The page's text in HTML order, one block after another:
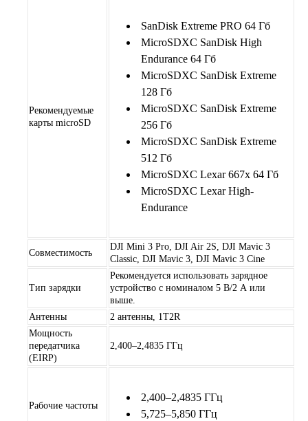
Рекомендуемые
карты microSD
SanDisk Extreme PRO 64 Гб
MicroSDXC SanDisk High
Endurance 64 Гб
MicroSDXC SanDisk Extreme
128 Гб
MicroSDXC SanDisk Extreme
256 Гб
MicroSDXC SanDisk Extreme
512 Гб
MicroSDXC Lexar 667x 64 Гб
MicroSDXC Lexar High-
Endurance
Совместимость
DJI Mini 3 Pro, DJI Air 2S, DJI Mavic 3
Classic, DJI Mavic 3, DJI Mavic 3 Cine
Тип зарядки
Рекомендуется использовать зарядное
устройство с номиналом 5 В/2 А или
выше.
Антенны
2 антенны, 1T2R
Мощность
передатчика
(EIRP)
2,400–2,4835 ГГц
Рабочие частоты
2,400–2,4835 ГГц
5,725–5,850 ГГц